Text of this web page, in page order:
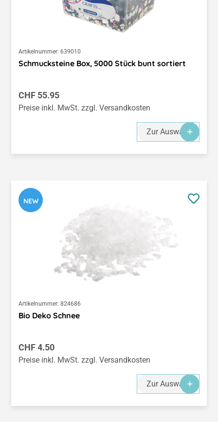
Artikelnummer: 639010
Schmucksteine Box, 5000 Stück bunt sortiert
Regulärer Preis:
CHF 55.95
Preise inkl. MwSt. zzgl. Versandkosten
Zur Auswahl
NEW
Artikelnummer: 824686
Bio Deko Schnee
Regulärer Preis:
CHF 4.50
Preise inkl. MwSt. zzgl. Versandkosten
Zur Auswahl